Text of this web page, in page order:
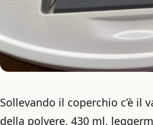
Sollevando il coperchio c’è il
della polvere, 430 ml,